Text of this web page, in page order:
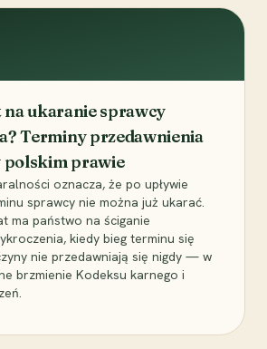
na ukaranie sprawcy
Terminy przedawnienia
polskim prawie
oznacza, że po upływie
sprawcy nie można już ukarać.
ma państwo na ściganie
kiedy bieg terminu się
nie przedawniają się nigdy — w
brzmienie Kodeksu karnego i